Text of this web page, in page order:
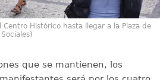
Histórico hasta llegar a la Plaza de
que se mantienen, los